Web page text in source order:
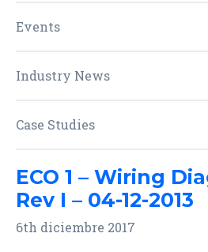
Events
Industry News
Case Studies
ECO 1 – Wiring
Rev I – 04-12-2013
6th diciembre 2017